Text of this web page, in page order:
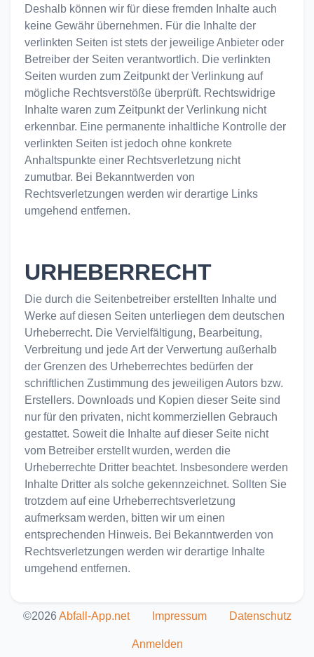
Deshalb können wir für diese fremden Inhalte auch
keine Gewähr übernehmen. Für die Inhalte der
verlinkten Seiten ist stets der jeweilige Anbieter oder
Betreiber der Seiten verantwortlich. Die verlinkten
Seiten wurden zum Zeitpunkt der Verlinkung auf
mögliche Rechtsverstöße überprüft. Rechtswidrige
Inhalte waren zum Zeitpunkt der Verlinkung nicht
erkennbar. Eine permanente inhaltliche Kontrolle der
verlinkten Seiten ist jedoch ohne konkrete
Anhaltspunkte einer Rechtsverletzung nicht
zumutbar. Bei Bekanntwerden von
Rechtsverletzungen werden wir derartige Links
umgehend entfernen.
URHEBERRECHT
Die durch die Seitenbetreiber erstellten Inhalte und
Werke auf diesen Seiten unterliegen dem deutschen
Urheberrecht. Die Vervielfältigung, Bearbeitung,
Verbreitung und jede Art der Verwertung außerhalb
der Grenzen des Urheberrechtes bedürfen der
schriftlichen Zustimmung des jeweiligen Autors bzw.
Erstellers. Downloads und Kopien dieser Seite sind
nur für den privaten, nicht kommerziellen Gebrauch
gestattet. Soweit die Inhalte auf dieser Seite nicht
vom Betreiber erstellt wurden, werden die
Urheberrechte Dritter beachtet. Insbesondere werden
Inhalte Dritter als solche gekennzeichnet. Sollten Sie
trotzdem auf eine Urheberrechtsverletzung
aufmerksam werden, bitten wir um einen
entsprechenden Hinweis. Bei Bekanntwerden von
Rechtsverletzungen werden wir derartige Inhalte
umgehend entfernen.
©2026 Abfall-App.net Impressum Datenschutz
Anmelden